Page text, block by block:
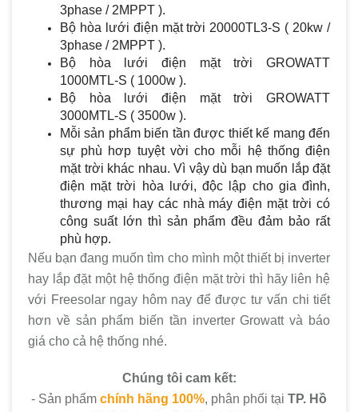
3phase / 2MPPT ).
Bộ hòa lưới điện mặt trời 20000TL3-S ( 20kw /
3phase / 2MPPT ).
Bộ hòa lưới điện mặt trời GROWATT
1000MTL-S ( 1000w ).
Bộ hòa lưới điện mặt trời GROWATT
3000MTL-S ( 3500w ).
Mỗi sản phẩm biến tần được thiết kế mang đến
sự phù hơp tuyệt vời cho mỗi hệ thống điện
mặt trời khác nhau. Vì vậy dù bạn muốn lắp đặt
điện mặt trời hòa lưới, độc lập cho gia đình,
thương mại hay các nhà máy điện mặt trời có
công suất lớn thì sản phẩm đều đảm bảo rất
phù hợp.
Nếu bạn đang muốn tìm cho mình một thiết bị inverter
hay lắp đặt một hệ thống điện mặt trời thì hãy liên hệ
với Freesolar ngay hôm nay để được tư vấn chi tiết
hơn về sản phẩm biến tần inverter Growatt và báo
giá cho cả hệ thống nhé.
Chúng tôi cam kết:
- Sản phẩm chính hãng 100%, phân phối tại TP. Hồ